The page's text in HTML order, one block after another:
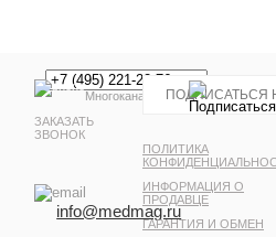
Многоканальный
ЗАКАЗАТЬ
ЗВОНОК
info@medmag.ru
ПОЛИТИКА
ИНФОРМАЦИЯ О
ПРОДАВЦЕ
ГАРАНТИЯ И ОБМЕН